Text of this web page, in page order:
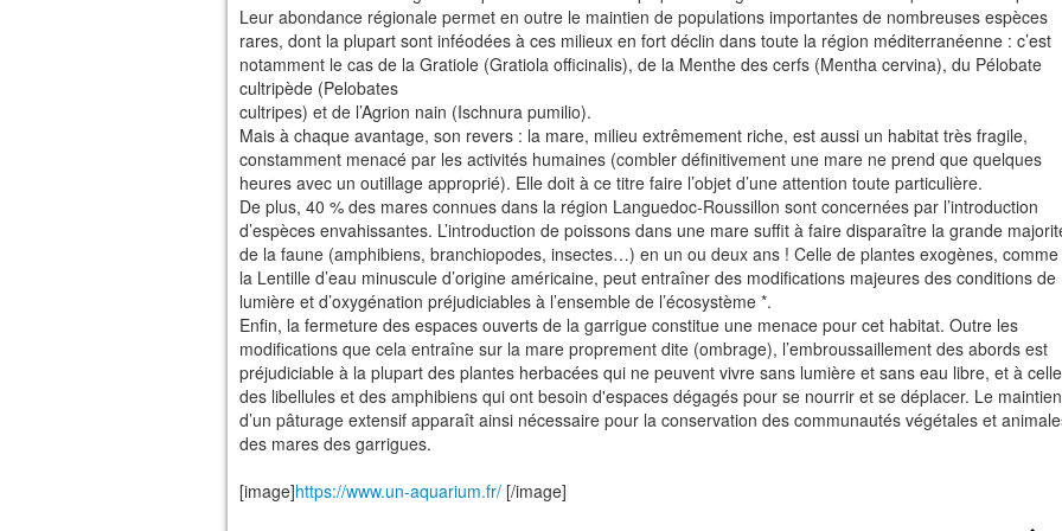
Leur abondance régionale permet en outre le maintien de populations importantes de nombreuses espèces
rares, dont la plupart sont inféodées à ces milieux en fort déclin dans toute la région méditerranéenne : c’est
notamment le cas de la Gratiole (Gratiola officinalis), de la Menthe des cerfs (Mentha cervina), du Pélobate
cultripède (Pelobates
cultripes) et de l’Agrion nain (Ischnura pumilio).
Mais à chaque avantage, son revers : la mare, milieu extrêmement riche, est aussi un habitat très fragile,
constamment menacé par les activités humaines (combler définitivement une mare ne prend que quelques
heures avec un outillage approprié). Elle doit à ce titre faire l’objet d’une attention toute particulière.
De plus, 40 % des mares connues dans la région Languedoc-Roussillon sont concernées par l’introduction
d’espèces envahissantes. L’introduction de poissons dans une mare suffit à faire disparaître la grande
de la faune (amphibiens, branchiopodes, insectes…) en un ou deux ans ! Celle de plantes exogènes, comme
la Lentille d’eau minuscule d’origine américaine, peut entraîner des modifications majeures des conditions de
lumière et d’oxygénation préjudiciables à l’ensemble de l’écosystème *.
Enfin, la fermeture des espaces ouverts de la garrigue constitue une menace pour cet habitat. Outre les
modifications que cela entraîne sur la mare proprement dite (ombrage), l’embroussaillement des abords est
préjudiciable à la plupart des plantes herbacées qui ne peuvent vivre sans lumière et sans eau libre, et à celle
des libellules et des amphibiens qui ont besoin d'espaces dégagés pour se nourrir et se déplacer. Le maintien
d’un pâturage extensif apparaît ainsi nécessaire pour la conservation des communautés végétales et
des mares des garrigues.
[image]https://www.un-aquarium.fr/ [/image]